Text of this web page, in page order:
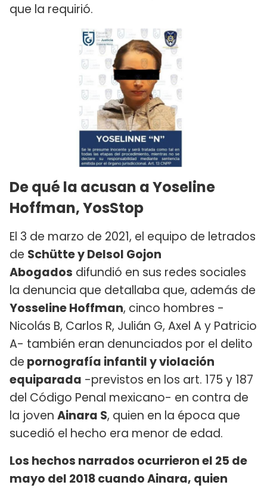
que la requirió.
De qué la acusan a Yoseline
Hoffman, YosStop
El 3 de marzo de 2021, el equipo de letrados
de Schütte y Delsol Gojon
Abogados difundió en sus redes sociales
la denuncia que detallaba que, además de
Yosseline Hoffman, cinco hombres -
Nicolás B, Carlos R, Julián G, Axel A y Patricio
A- también eran denunciados por el delito
de pornografía infantil y violación
equiparada -previstos en los art. 175 y 187
del Código Penal mexicano- en contra de
la joven Ainara S, quien en la época que
sucedió el hecho era menor de edad.
Los hechos narrados ocurrieron el 25 de
mayo del 2018 cuando Ainara, quien